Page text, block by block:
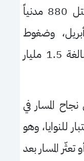
حقوق الإنسان الأممية من مقتل 880 مدنياً
وضغوط
أوروبية لتبرير تعهدات برلين البالغة 1.5 مليار
المسار في
للنوايا، وهو
المسار بعد